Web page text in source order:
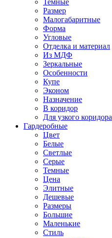
Темные
Размер
Малогабаритные
Форма
Угловые
Отделка и материал
Из МДФ
Зеркальные
Особенности
Купе
Эконом
Назначение
В коридор
Для узкого коридора
Гардеробные
Цвет
Белые
Светлые
Серые
Темные
Цена
Элитные
Дешевые
Размеры
Большие
Маленькие
Стиль